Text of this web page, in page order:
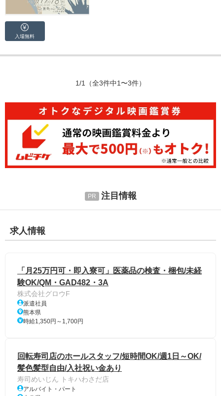
入場無料
1/1 （全3件中1〜3件）
注目情報
求人情報
「月25万円可・即入寮可」医薬品の検査・梱包/未経
験OK/QM・GAD482・3A
株式会社グロウF
派遣社員
熊本県
時給1,350円～1,700円
回転寿司店のホールスタッフ/短時間OK/週1日～OK/
髪色髪型自由/入社祝い金あり
寿司めいじん トキハわさだ店
アルバイト・パート